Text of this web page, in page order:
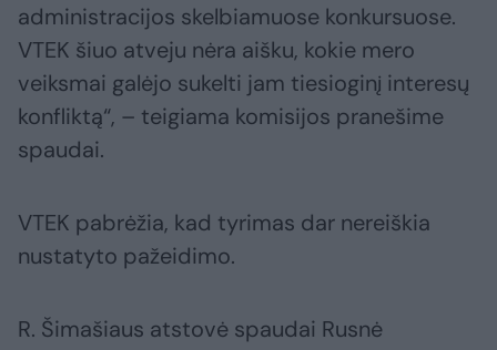
administracijos skelbiamuose konkursuose.
VTEK šiuo atveju nėra aišku, kokie mero
veiksmai galėjo sukelti jam tiesioginį interesų
konfliktą“, – teigiama komisijos pranešime
spaudai.
VTEK pabrėžia, kad tyrimas dar nereiškia
nustatyto pažeidimo.
R. Šimašiaus atstovė spaudai Rusnė